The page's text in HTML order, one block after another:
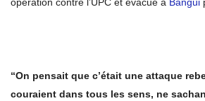
opération contre l’UPC et évacué à Bangui
“On pensait que c’était une attaque
couraient dans tous les sens, ne